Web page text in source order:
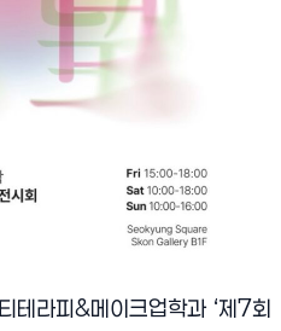
테라피&메이크업학과 ‘제7회